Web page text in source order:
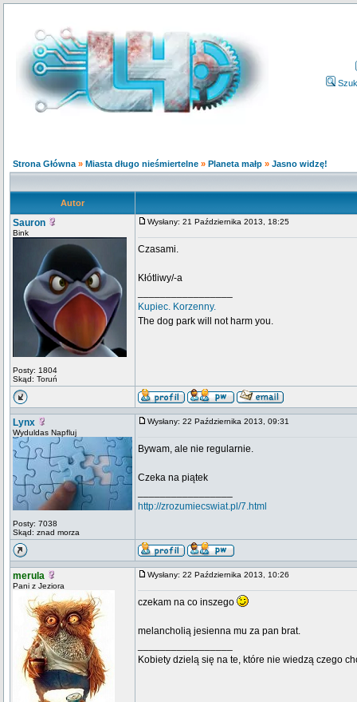
Strona Główna » Miasta długo nieśmiertelne » Planeta małp » Jasno widzę!
Autor
Sauron
Bink
Posty: 1804
Skąd: Toruń
Wysłany: 21 Października 2013, 18:25
Czasami.
Kłótliwy/-a
Kupiec. Korzenny.
The dog park will not harm you.
Lynx
Wyduldas Napfluj
Posty: 7038
Skąd: znad morza
Wysłany: 22 Października 2013, 09:31
Bywam, ale nie regularnie.
Czeka na piątek
http://zrozumiecswiat.pl/7.html
merula
Pani z Jeziora
Wysłany: 22 Października 2013, 10:26
czekam na co inszego
melancholią jesienna mu za pan brat.
Kobiety dzielą się na te, które nie wiedzą czego